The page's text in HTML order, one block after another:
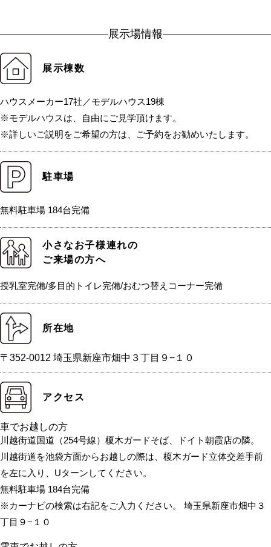
展示場情報
展示棟数
ハウスメーカー17社／モデルハウス19棟
※モデルハウスは、自由にご見学頂けます。
※詳しいご説明をご希望の方は、ご予約をお勧めいたします。
駐車場
無料駐車場 184台完備
小さなお子様連れの
ご来場の方へ
授乳室完備/多目的トイレ完備/おむつ替えコーナー完備
所在地
〒352-0012 埼玉県新座市畑中３丁目９−１０
アクセス
車でお越しの方
川越街道国道（254号線）榎木ガードそば、ドイト朝霞店の隣。
川越街道を池袋方面からお越しの際は、榎木ガード立体交差手前
を左に入り、Uターンしてください。
無料駐車場 184台完備
※カーナビの検索は右記をご入力ください。 埼玉県新座市畑中３
丁目９−１０